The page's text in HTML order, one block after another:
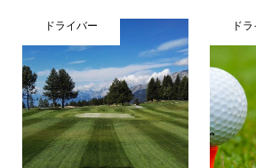
ドライバー ド